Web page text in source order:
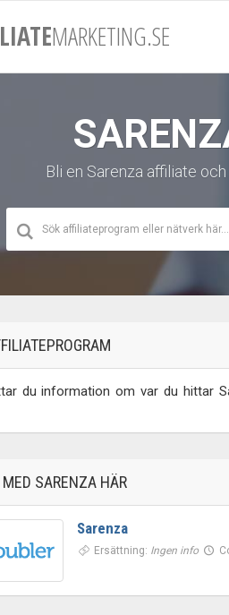
MARKETING.SE
Bli en Sarenza affiliate
du information om var du hittar
SARENZA HÄR
Sarenza
Ersättning: Ingen info